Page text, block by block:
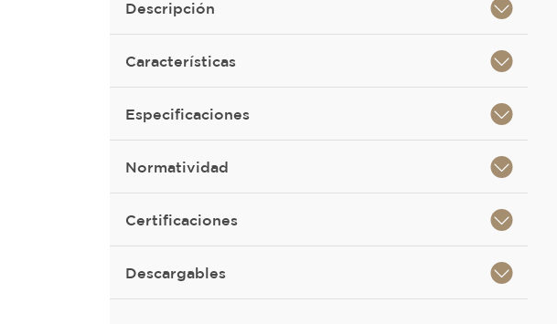
Descripción
Características
Especificaciones
Normatividad
Certificaciones
Descargables